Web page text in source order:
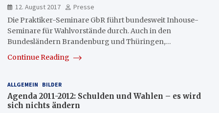
12. August 2017
Presse
Die Praktiker-Seminare GbR führt bundesweit Inhouse-
Seminare für Wahlvorstände durch. Auch in den
Bundesländern Brandenburg und Thüringen,…
Continue Reading
ALLGEMEIN BILDER
Agenda 2011-2012: Schulden und Wahlen – es wird
sich nichts ändern